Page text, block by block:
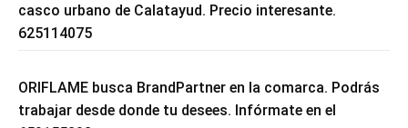
casco urbano de Calatayud. Precio interesante.
625114075
ORIFLAME busca BrandPartner en la comarca. Podrás
trabajar desde donde tu desees. Infórmate en el